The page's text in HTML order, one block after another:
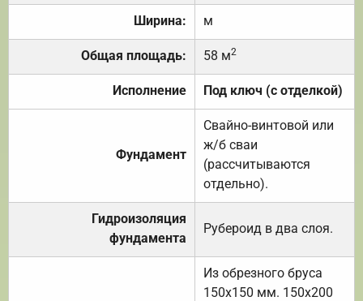
Ширина: м
Общая площадь: 58 м2
Исполнение Под ключ (с отделкой)
Фундамент
Свайно-винтовой или
ж/б сваи
(рассчитываются
отдельно).
Гидроизоляция
фундамента
Рубероид в два слоя.
Из обрезного бруса
150х150 мм. 150х200